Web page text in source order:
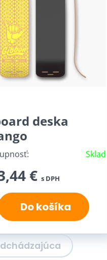
deska
Sklad
€ s DPH
Do košíka